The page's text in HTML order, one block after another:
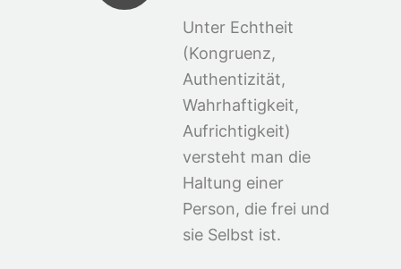
Unter Echtheit
(Kongruenz,
Authentizität,
Wahrhaftigkeit,
Aufrichtigkeit)
versteht man die
Haltung einer
Person, die frei und
sie Selbst ist.